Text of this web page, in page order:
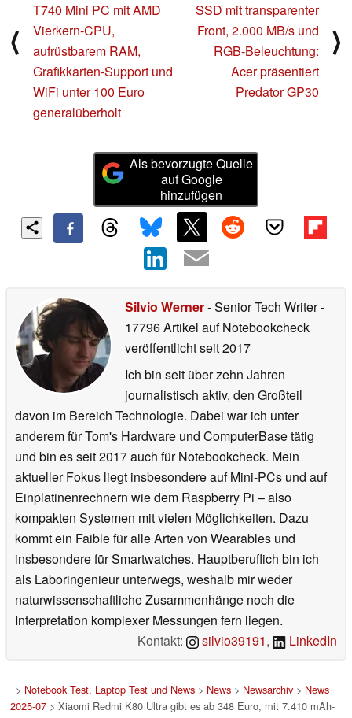
⟨
T740 Mini PC mit AMD
Vierkern-CPU,
aufrüstbarem RAM,
Grafikkarten-Support und
WiFi unter 100 Euro
generalüberholt
SSD mit transparenter
Front, 2.000 MB/s und
RGB-Beleuchtung:
Acer präsentiert
Predator GP30
⟩
Als bevorzugte Quelle
auf Google
hinzufügen
Silvio Werner- Senior Tech Writer-
17796 Artikel auf Notebookcheck
veröffentlichtseit 2017
Ich bin seit über zehn Jahren
journalistisch aktiv, den Großteil
davon im Bereich Technologie. Dabei war ich unter
anderem für Tom's Hardware und ComputerBase tätig
und bin es seit 2017 auch für Notebookcheck. Mein
aktueller Fokus liegt insbesondere auf Mini-PCs und auf
Einplatinenrechnern wie dem Raspberry Pi – also
kompakten Systemen mit vielen Möglichkeiten. Dazu
kommt ein Faible für alle Arten von Wearables und
insbesondere für Smartwatches. Hauptberuflich bin ich
als Laboringenieur unterwegs, weshalb mir weder
naturwissenschaftliche Zusammenhänge noch die
Interpretation komplexer Messungen fern liegen.
Kontakt:
silvio39191, LinkedIn
> Notebook Test, Laptop Test und News> News> Newsarchiv> News
2025-07> Xiaomi Redmi K80 Ultra gibt es ab 348 Euro, mit 7.410 mAh-